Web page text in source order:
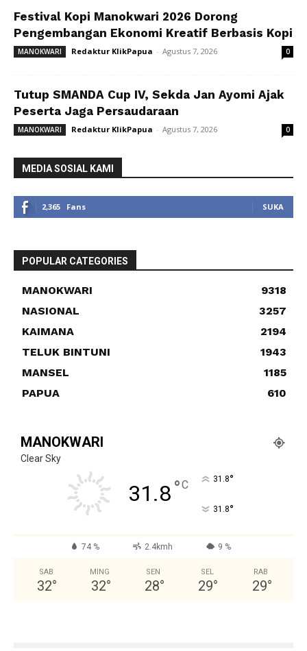
Festival Kopi Manokwari 2026 Dorong
Pengembangan Ekonomi Kreatif Berbasis Kopi
MANOKWARI Redaktur KlikPapua - Agustus 7, 2026 0
Tutup SMANDA Cup IV, Sekda Jan Ayomi Ajak
Peserta Jaga Persaudaraan
MANOKWARI Redaktur KlikPapua - Agustus 7, 2026 0
MEDIA SOSIAL KAMI
2,365 Fans SUKA
POPULAR CATEGORIES
MANOKWARI
9318
NASIONAL
3257
KAIMANA
2194
TELUK BINTUNI
1943
MANSEL
1185
PAPUA
610
MANOKWARI
Clear Sky
31.8°C 31.8°
31.8°
74 % 2.4kmh 9 %
SAB
32°
MING
32°
SEN
28°
SEL
29°
RAB
29°